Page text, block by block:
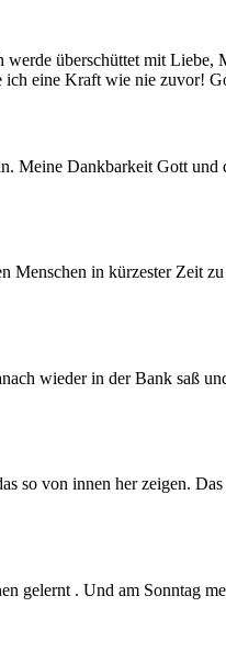
überschüttet mit Liebe,
eine Kraft wie nie zuvor!
Meine Dankbarkeit Gott und
Menschen in kürzester Zeit
wieder in der Bank saß
so von innen her zeigen.
gelernt . Und am Sonntag